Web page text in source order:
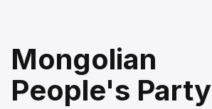
Mongolian
People's Party